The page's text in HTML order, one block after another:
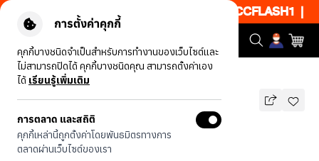
การตั้งค่าคุกกี้
คุกกี้บางชนิดจำเป็นสำหรับการทำงานของเว็บไซต์และ
ไม่สามารถปิดได้ คุกกี้บางชนิดคุณ สามารถตั้งค่าเอง
ได้ เรียนรู้เพิ่มเติม
การตลาด และสถิติ
คุกกี้เหล่านี้ถูกตั้งค่าโดยพันธมิตรทางการ
ตลาดผ่านเว็บไซต์ของเรา
เพียงช้อป 1 ชิ้น เริ่มคืนนี้ 10.00-00.00 โค้ด: CCFLASH1| ข้อ
รุ่นทั้งหมด Bearplease Daisy
Bearplease Daisy
690 บาท